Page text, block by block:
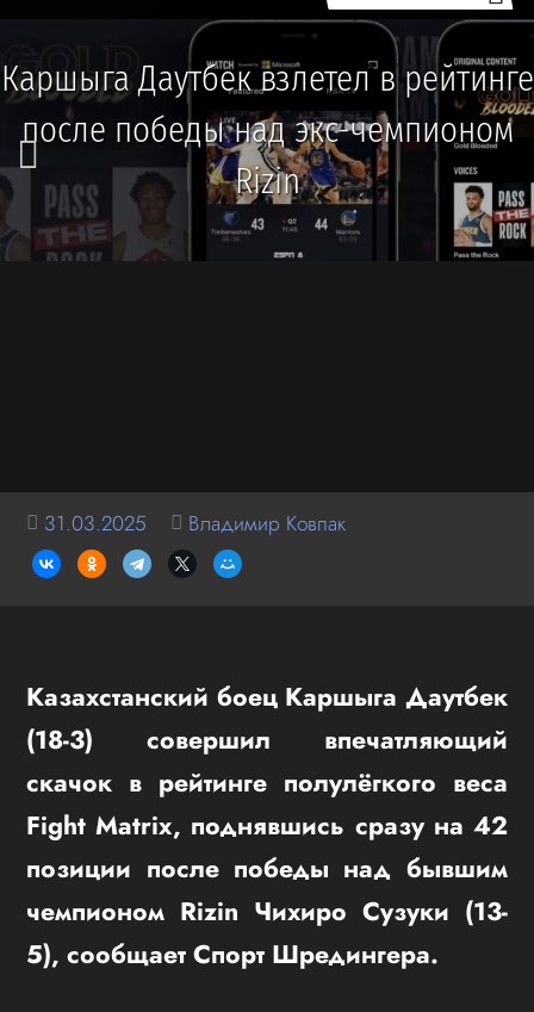
Каршыга Даутбек взлетел в рейтинге
после победы над экс-чемпионом
Rizin
31.03.2025 Владимир Ковпак
Казахстанский боец Каршыга Даутбек
(18-3) совершил впечатляющий
скачок в рейтинге полулёгкого веса
Fight Matrix, поднявшись сразу на 42
позиции после победы над бывшим
чемпионом Rizin Чихиро Сузуки (13-
5), сообщает Спорт Шредингера.